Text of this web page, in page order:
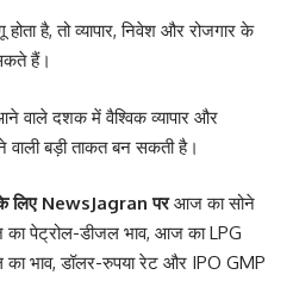
है, तो व्यापार, निवेश और रोजगार के
हैं।
वाले दशक में वैश्विक व्यापार और
बड़ी ताकत बन सकती है।
लिए NewsJagran पर आज का सोने
पेट्रोल-डीजल भाव, आज का LPG
भाव,डॉलर-रुपया रेट और IPO GMP